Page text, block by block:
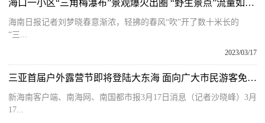
海口一小区“三角梅瀑布”景观爆火出圈 “野生景点”流量如何变“留”量？
海南日报记者刘梦晓春意渐浓，轻拂的春风“吹”开了数十米长的
“三...
2023/03/17
三亚首届户外露营节即将登陆大东海 面向广大市民游客免费开放
新海南客户端、南海网、南国都市报3月17日消息（记者沙晓峰）3月
17...